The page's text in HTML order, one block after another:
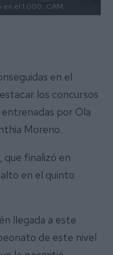
en el 1.000. CAM.
en el
los concursos
por Ola
Moreno.
que finalizó en
en el quinto
llegada a este
de este nivel